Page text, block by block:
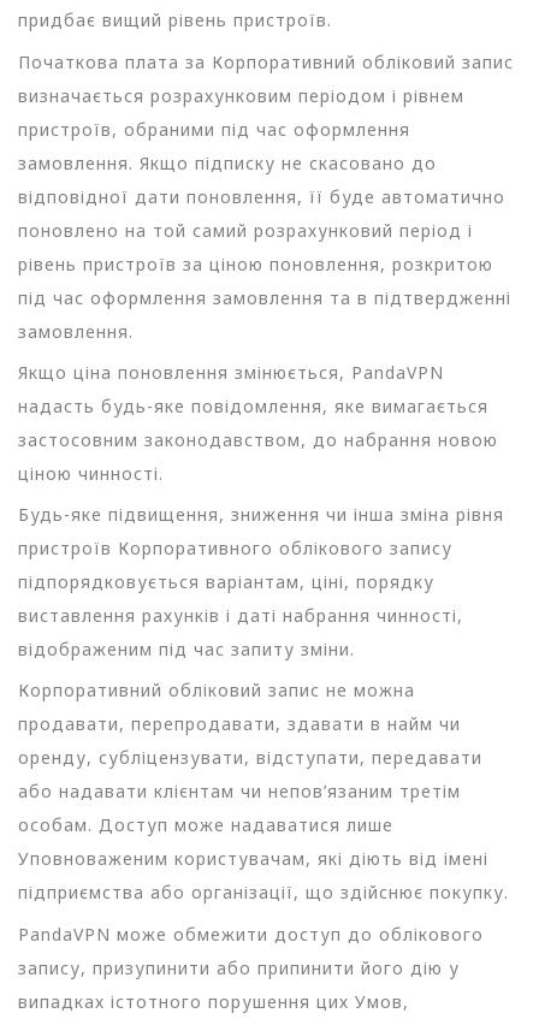
придбає вищий рівень пристроїв.
Початкова плата за Корпоративний обліковий запис
визначається розрахунковим періодом і рівнем
пристроїв, обраними під час оформлення
замовлення. Якщо підписку не скасовано до
відповідної дати поновлення, її буде автоматично
поновлено на той самий розрахунковий період і
рівень пристроїв за ціною поновлення, розкритою
під час оформлення замовлення та в підтвердженні
замовлення.
Якщо ціна поновлення змінюється, PandaVPN
надасть будь-яке повідомлення, яке вимагається
застосовним законодавством, до набрання новою
ціною чинності.
Будь-яке підвищення, зниження чи інша зміна рівня
пристроїв Корпоративного облікового запису
підпорядковується варіантам, ціні, порядку
виставлення рахунків і даті набрання чинності,
відображеним під час запиту зміни.
Корпоративний обліковий запис не можна
продавати, перепродавати, здавати в найм чи
оренду, субліцензувати, відступати, передавати
або надавати клієнтам чи непов’язаним третім
особам. Доступ може надаватися лише
Уповноваженим користувачам, які діють від імені
підприємства або організації, що здійснює покупку.
PandaVPN може обмежити доступ до облікового
запису, призупинити або припинити його дію у
випадках істотного порушення цих Умов,